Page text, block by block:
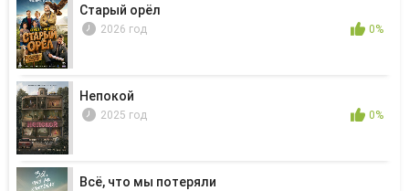
Старый орёл
2026 год 0%
Непокой
2025 год 0%
Всё, что мы потеряли